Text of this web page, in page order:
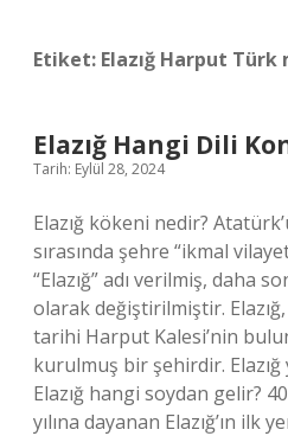
Etiket: Elazığ Harput Türk
Elazığ Hangi Dili
Tarih: Eylül 28, 2024
Elazığ kökeni nedir?
sırasında şehre “ikmal
“Elazığ” adı verilmiş, daha
olarak değiştirilmiştir.
tarihi Harput Kalesi’nin
kurulmuş bir şehirdir. Elazığ
Elazığ hangi soydan gelir?
yılına dayanan Elazığ’ın ilk